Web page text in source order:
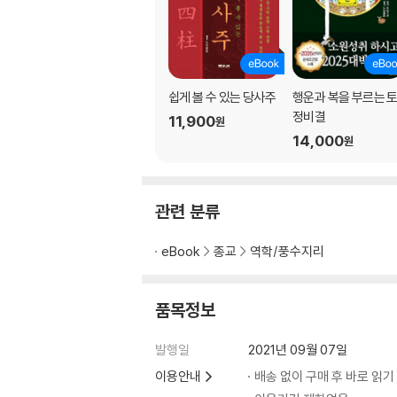
⑫돼지띠(猪, 돼지 저)
(3) 띠별 기도(祈禱)의 방법
(4) 불보살(佛菩薩)의 삼재기도(三災祈禱)
(6) 관세음보살님에 대한 원력(願力)
3. 삼재(三災)를 물리치는 격물치지법(格物致
(3) 인(寅, 호랑이띠)
(5) 진(辰, 용띠)
(7) 오(午, 말띠)
(8) 미(未, 양띠)
(9) 신(申, 원숭이띠)
(11) 술(戌, 개띠)
쉽게 볼 수 있는 당사주
11,900원
행운과 복을 부르는 토
정비결
14,000원
관련 분류
eBook 종교 역학/풍수지리
품목정보
발행일
2021년 09월 07일
이용안내
배송 없이 구매 후 바로 읽기